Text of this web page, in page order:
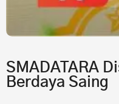
SMADATARA
Berdaya Saing